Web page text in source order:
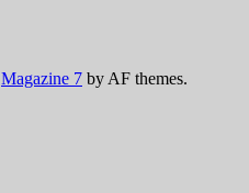
Magazine 7 by AF themes.